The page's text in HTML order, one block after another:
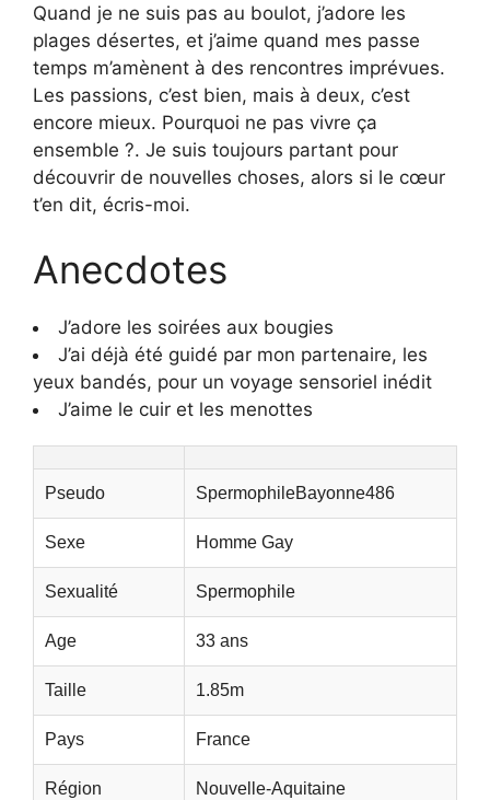
Quand je ne suis pas au boulot, j’adore les
plages désertes, et j’aime quand mes passe
temps m’amènent à des rencontres imprévues.
Les passions, c’est bien, mais à deux, c’est
encore mieux. Pourquoi ne pas vivre ça
ensemble ?. Je suis toujours partant pour
découvrir de nouvelles choses, alors si le cœur
t’en dit, écris-moi.
Anecdotes
J’adore les soirées aux bougies
J’ai déjà été guidé par mon partenaire, les
yeux bandés, pour un voyage sensoriel inédit
J’aime le cuir et les menottes
Pseudo SpermophileBayonne486
Sexe Homme Gay
Sexualité Spermophile
Age 33 ans
Taille 1.85m
Pays France
Région Nouvelle-Aquitaine